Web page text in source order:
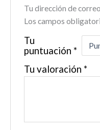
Tu dirección de
Los campos
Tu
puntuación *
Tu valoración *